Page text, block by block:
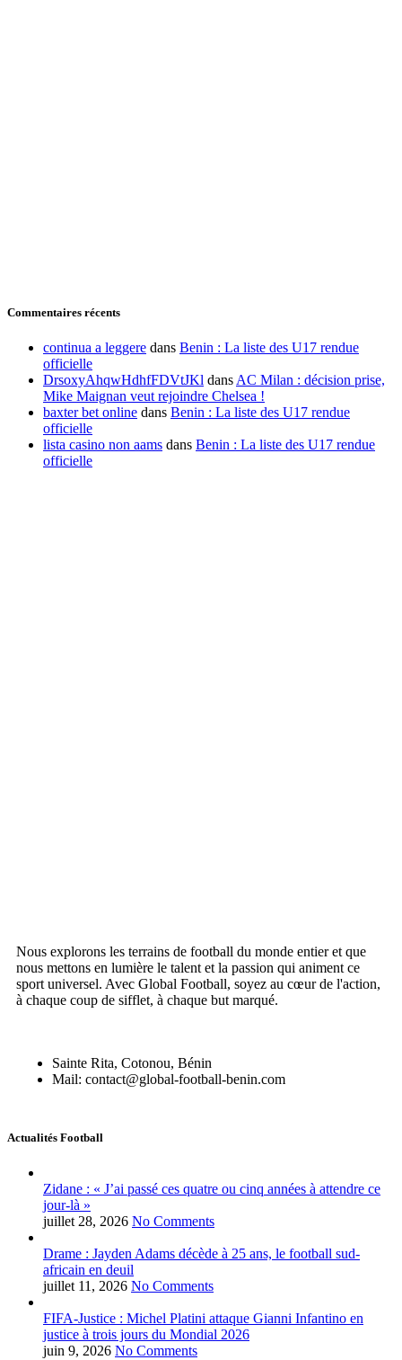
Commentaires récents
continua a leggere dans Benin : La liste des U17 rendue
officielle
DrsoxyAhqwHdhfFDVtJKl dans AC Milan : décision prise,
Mike Maignan veut rejoindre Chelsea !
baxter bet online dans Benin : La liste des U17 rendue
officielle
lista casino non aams dans Benin : La liste des U17 rendue
officielle
Nous explorons les terrains de football du monde entier et que
nous mettons en lumière le talent et la passion qui animent ce
sport universel. Avec Global Football, soyez au cœur de l'action,
à chaque coup de sifflet, à chaque but marqué.
Sainte Rita, Cotonou, Bénin
Mail: contact@global-football-benin.com
Actualités Football
Zidane : « J’ai passé ces quatre ou cinq années à attendre ce
jour-là »
juillet 28, 2026 No Comments
Drame : Jayden Adams décède à 25 ans, le football sud-
africain en deuil
juillet 11, 2026 No Comments
FIFA-Justice : Michel Platini attaque Gianni Infantino en
justice à trois jours du Mondial 2026
juin 9, 2026 No Comments